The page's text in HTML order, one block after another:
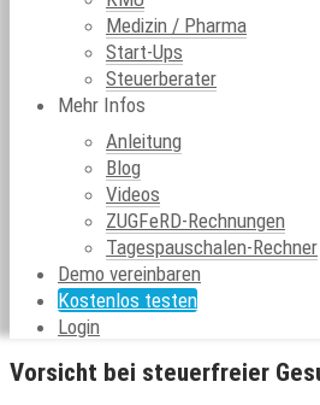
Medizin / Pharma
Start-Ups
Steuerberater
Mehr Infos
Anleitung
Blog
Videos
ZUGFeRD-Rechnungen
Tagespauschalen-Rechner
Demo vereinbaren
Kostenlos testen
Login
Vorsicht bei steuerfreier